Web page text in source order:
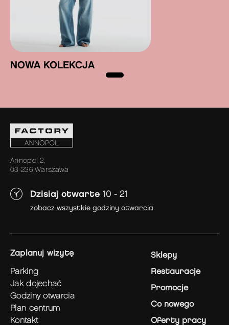
NOWA KOLEKCJA
Annopol 2,
03-236 Warszawa
Dzisiaj otwarte 10 - 21
zobacz wszystkie godziny otwarcia
zaplanuj wizytę
parking
jak dojechać
godziny otwarcia
plan centrum
kontakt
Sklepy
Restauracje
Promocje
Co nowego
Oferty pracy